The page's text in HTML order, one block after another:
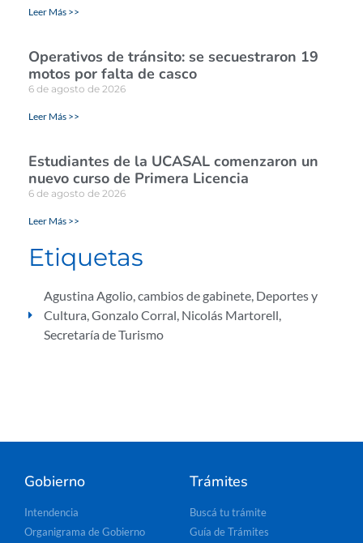
Leer Más >>
Operativos de tránsito: se secuestraron 19
motos por falta de casco
6 de agosto de 2026
Leer Más >>
Estudiantes de la UCASAL comenzaron un
nuevo curso de Primera Licencia
6 de agosto de 2026
Leer Más >>
Etiquetas
Agustina Agolio,cambios de gabinete, Deportes y
Cultura,Gonzalo Corral, Nicolás Martorell,
Secretaría de Turismo
Gobierno
Intendencia
Organigrama de Gobierno
Trámites
Buscá tu trámite
Guía de Trámites